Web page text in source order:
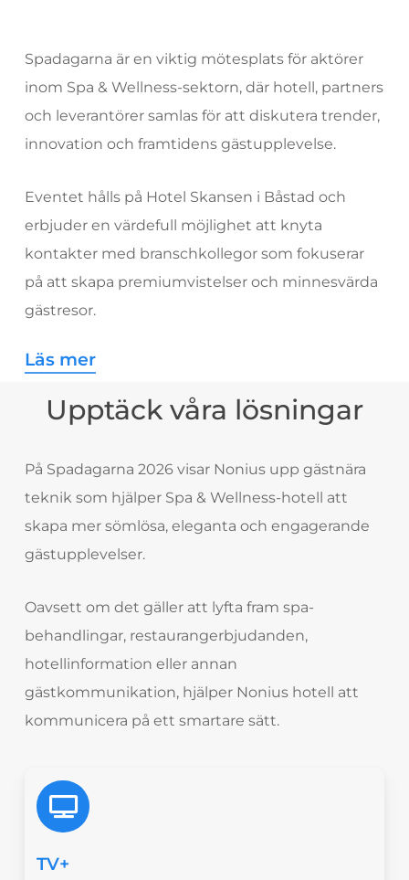
Spadagarna är en viktig mötesplats för aktörer
inom Spa & Wellness-sektorn, där hotell, partners
och leverantörer samlas för att diskutera trender,
innovation och framtidens gästupplevelse.
Eventet hålls på Hotel Skansen i Båstad och
erbjuder en värdefull möjlighet att knyta
kontakter med branschkollegor som fokuserar
på att skapa premiumvistelser och minnesvärda
gästresor.
Läs mer
Upptäck våra lösningar
På Spadagarna 2026 visar Nonius upp gästnära
teknik som hjälper Spa & Wellness-hotell att
skapa mer sömlösa, eleganta och engagerande
gästupplevelser.
Oavsett om det gäller att lyfta fram spa-
behandlingar, restaurangerbjudanden,
hotellinformation eller annan
gästkommunikation, hjälper Nonius hotell att
kommunicera på ett smartare sätt.
TV+